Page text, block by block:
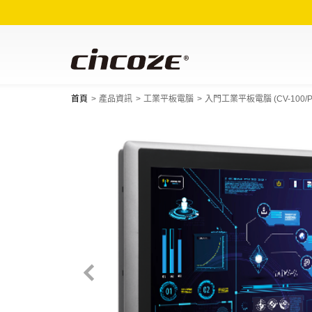
首頁 產品資訊 工業平板電腦 入門工業平板電腦 (CV-100/